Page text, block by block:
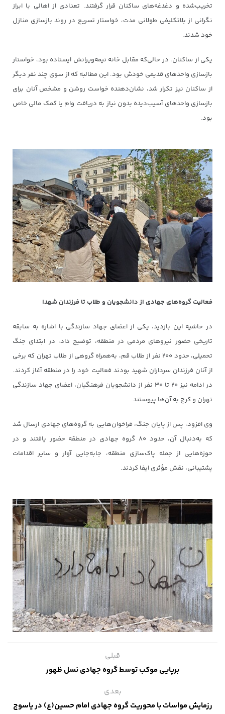
تخریب‌شده و دغدغه‌های ساکنان قرار گرفتند. تعدادی از اهالی با ابراز
نگرانی از بلاتکلیفی طولانی مدت، خواستار تسریع در روند بازسازی منازل
خود شدند.
یکی از ساکنان، در حالی‌که مقابل خانه نیمه‌ویرانش ایستاده بود، خواستار
بازسازی واحدهای قدیمی خودش بود. این مطالبه که از سوی چند نفر دیگر
از ساکنان نیز تکرار شد، نشان‌دهنده خواست روشن و مشخص آنان برای
بازسازی واحدهای آسیب‌دیده بدون نیاز به دریافت وام یا کمک مالی خاص
بود.
فعالیت گروه‌های جهادی از دانشجویان و طلاب تا فرزندان شهدا
در حاشیه این بازدید، یکی از اعضای جهاد سازندگی با اشاره به سابقه
تاریخی حضور نیروهای مردمی در منطقه، توضیح داد: در ابتدای جنگ
تحمیلی، حدود ۲۰۰ نفر از طلاب قم، به‌همراه گروهی از طلاب تهران که برخی
از آنان فرزندان سرداران شهید بودند فعالیت خود را در منطقه آغاز کردند.
در ادامه نیز ۲۰ تا ۳۰ نفر از دانشجویان فرهنگیان، اعضای جهاد سازندگی
تهران و کرج به آن‌ها پیوستند.
وی افزود: پس از پایان جنگ، فراخوان‌هایی به گروه‌های جهادی ارسال شد
که به‌دنبال آن، حدود ۸۰ گروه جهادی در منطقه حضور یافتند و در
حوزه‌هایی از جمله پاک‌سازی منطقه، جابه‌جایی آوار و سایر اقدامات
پشتیبانی، نقش مؤثری ایفا کردند.
قبلی
برپایی موکب توسط گروه جهادی نسل ظهور
بعدی
رزمایش مواسات با محوریت گروه جهادی امام حسین(ع) در یاسوج